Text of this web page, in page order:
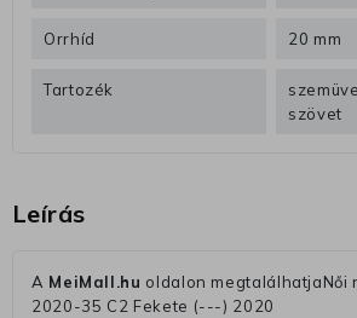
Orrhíd 20 mm
Tartozék
szövet
Leírás
A MeiMall.hu oldalon megtalálhatjaNői
2020-35 C2 Fekete (---) 2020